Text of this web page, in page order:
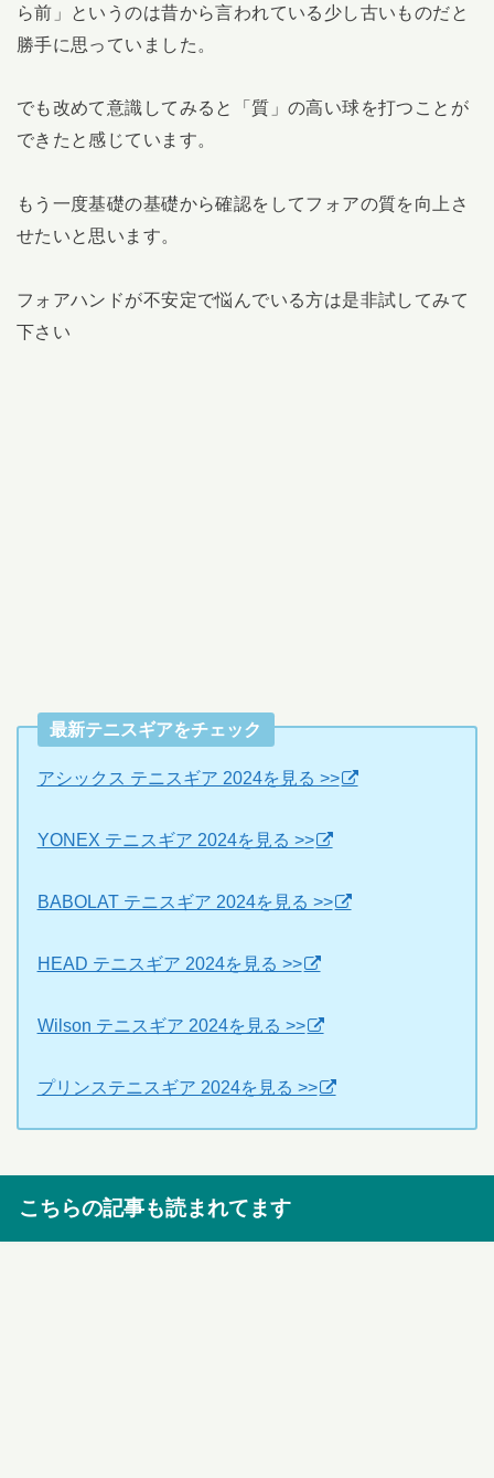
ら前」というのは昔から言われている少し古いものだと
勝手に思っていました。
でも改めて意識してみると「質」の高い球を打つことが
できたと感じています。
もう一度基礎の基礎から確認をしてフォアの質を向上さ
せたいと思います。
フォアハンドが不安定で悩んでいる方は是非試してみて
下さい
最新テニスギアをチェック
アシックス テニスギア 2024を見る >>
YONEX テニスギア 2024を見る >>
BABOLAT テニスギア 2024を見る >>
HEAD テニスギア 2024を見る >>
Wilson テニスギア 2024を見る >>
プリンステニスギア 2024を見る >>
こちらの記事も読まれてます